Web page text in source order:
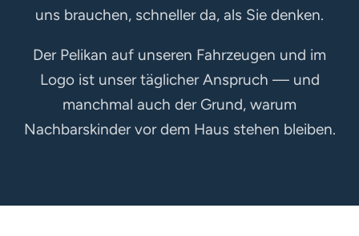
uns brauchen, schneller da, als Sie denken.
Der Pelikan auf unseren Fahrzeugen und im
Logo ist unser täglicher Anspruch — und
manchmal auch der Grund, warum
Nachbarskinder vor dem Haus stehen bleiben.